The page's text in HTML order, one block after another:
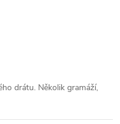
drátu. Několik gramáží,